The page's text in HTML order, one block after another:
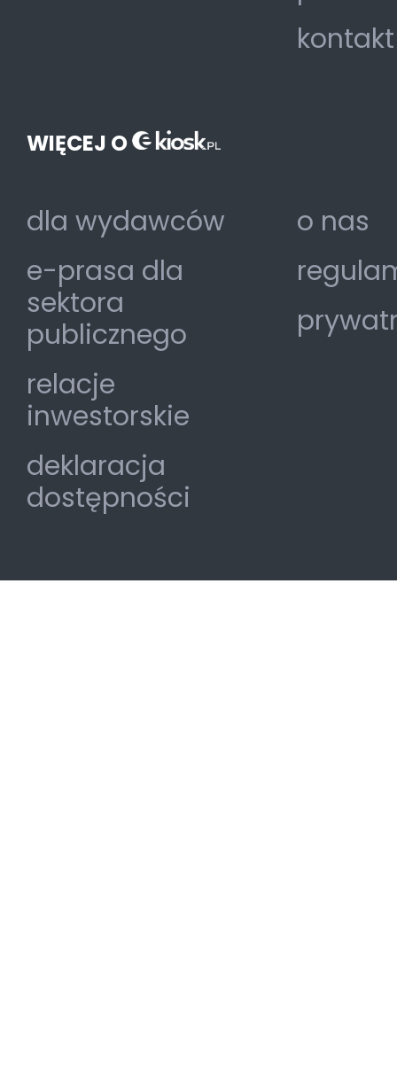
kontakt
WIĘCEJ O
dla wydawców
e-prasa dla
sektora
publicznego
relacje
inwestorskie
deklaracja
dostępności
o nas